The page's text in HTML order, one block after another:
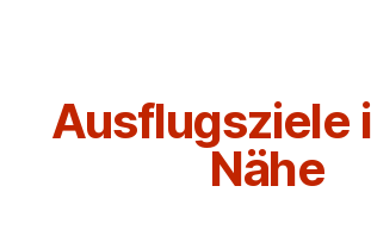
Ausflugsziele
Nähe